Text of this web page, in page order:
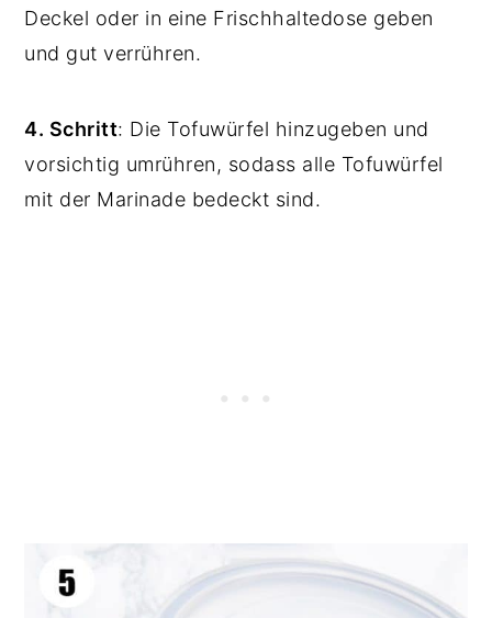
Deckel oder in eine Frischhaltedose geben
und gut verrühren.
4. Schritt: Die Tofuwürfel hinzugeben und
vorsichtig umrühren, sodass alle Tofuwürfel
mit der Marinade bedeckt sind.